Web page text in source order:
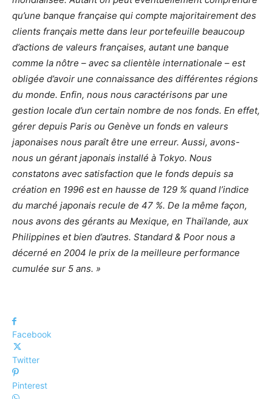
qu’une banque française qui compte majoritairement des
clients français mette dans leur portefeuille beaucoup
d’actions de valeurs françaises, autant une banque
comme la nôtre – avec sa clientèle internationale – est
obligée d’avoir une connaissance des différentes régions
du monde. Enfin, nous nous caractérisons par une
gestion locale d’un certain nombre de nos fonds. En effet,
gérer depuis Paris ou Genève un fonds en valeurs
japonaises nous paraît être une erreur. Aussi, avons-
nous un gérant japonais installé à Tokyo. Nous
constatons avec satisfaction que le fonds depuis sa
création en 1996 est en hausse de 129 % quand l’indice
du marché japonais recule de 47 %. De la même façon,
nous avons des gérants au Mexique, en Thaïlande, aux
Philippines et bien d’autres. Standard & Poor nous a
décerné en 2004 le prix de la meilleure performance
cumulée sur 5 ans. »
Facebook
Twitter
Pinterest